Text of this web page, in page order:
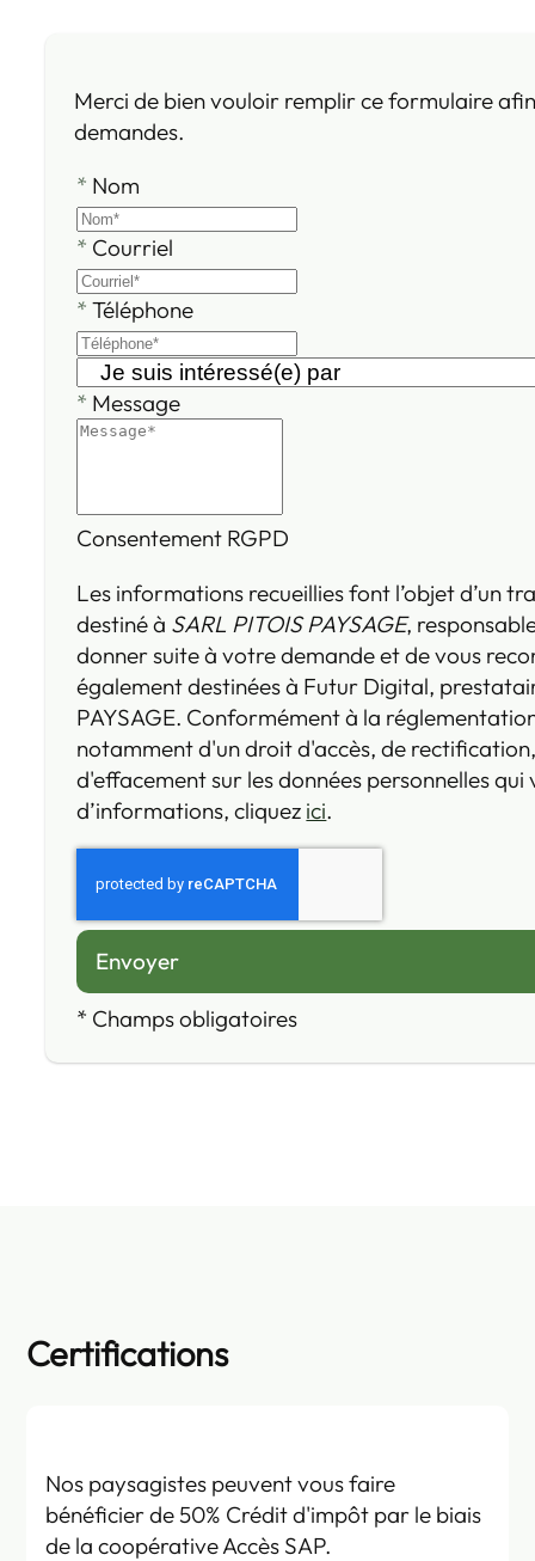
Merci de bien vouloir remplir ce formulaire
demandes.
* Nom
* Courriel
*Téléphone
* Message
Consentement RGPD
Les informations recueillies font l’objet d’un
destiné à SARL PITOIS PAYSAGE,
donner suite à votre demande et de vous
également destinées à Futur Digital,
PAYSAGE. Conformément à la
notamment d'un droit d'accès, de
d'effacement sur les données personnelles
d’informations, cliquez ici.
* Champs obligatoires
Certifications
Nos paysagistes peuvent vous faire
bénéficier de 50% Crédit d'impôt par le biais
de la coopérative Accès SAP.